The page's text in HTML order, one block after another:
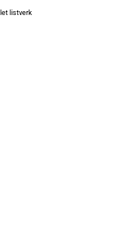
listverk